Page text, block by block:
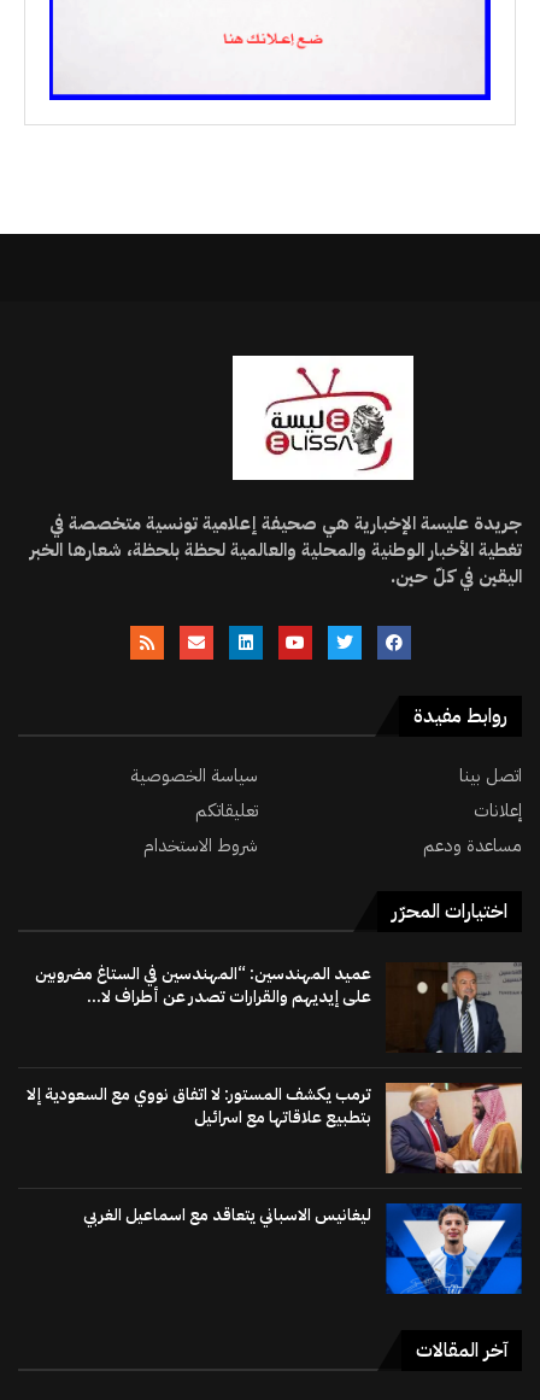
جريدة عليسة الإخبارية هي صحيفة إعلامية تونسية متخصصة في
تغطية الأخبار الوطنية والمحلية والعالمية لحظة بلحظة، شعارها الخبر
اليقين في كلّ حين.
روابط مفيدة
اتصل بينا
سياسة الخصوصية
إعلانات
تعليقاتكم
مساعدة ودعم
شروط الاستخدام
اختيارات المحرّر
عميد المهندسين: “المهندسين في الستاغ مضروبين
على إيديهم والقرارات تصدر عن أطراف لا...
ترمب يكشف المستور: لا اتفاق نووي مع السعودية إلا
بتطبيع علاقاتها مع اسرائيل
ليغانيس الاسباني يتعاقد مع اسماعيل الغربي
آخر المقالات